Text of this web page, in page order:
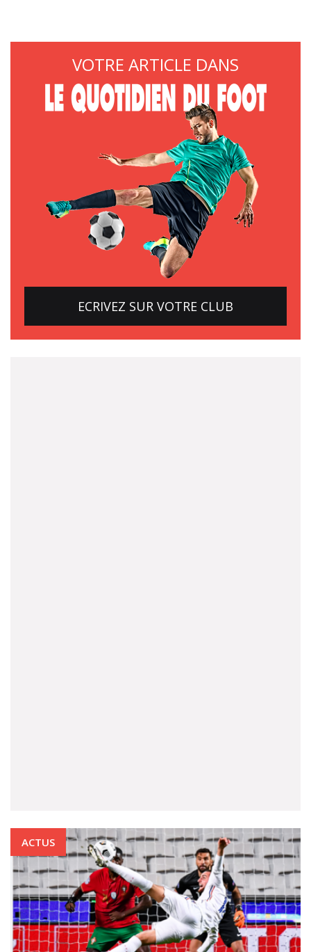
VOTRE ARTICLE DANS
ECRIVEZ SUR VOTRE CLUB
ACTUS